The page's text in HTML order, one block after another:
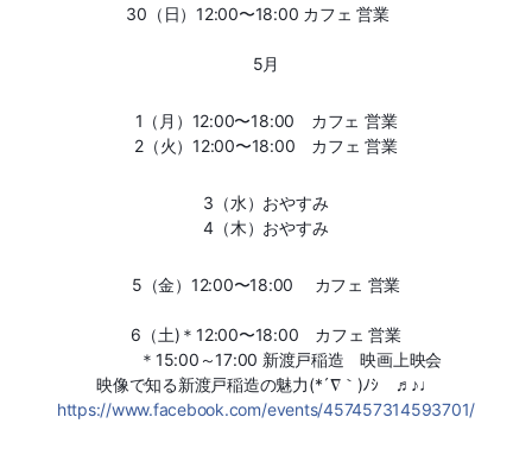
30（日）12:00〜18:00 カフェ 営業
5月
1（月）12:00〜18:00 カフェ 営業
2（火）12:00〜18:00 カフェ 営業
3（水）おやすみ
4（木）おやすみ
5（金）12:00〜18:00 カフェ 営業
6（土)＊12:00〜18:00 カフェ 営業
＊15:00～17:00 新渡戸稲造 映画上映会
映像で知る新渡戸稲造の魅力(*´∇｀)ﾉｼ ♬♪♩
https://www.facebook.com/events/457457314593701/